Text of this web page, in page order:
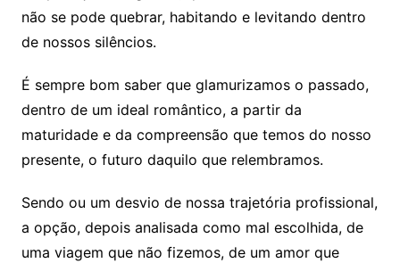
não se pode quebrar, habitando e levitando dentro
de nossos silêncios.
É sempre bom saber que glamurizamos o passado,
dentro de um ideal romântico, a partir da
maturidade e da compreensão que temos do nosso
presente, o futuro daquilo que relembramos.
Sendo ou um desvio de nossa trajetória profissional,
a opção, depois analisada como mal escolhida, de
uma viagem que não fizemos, de um amor que